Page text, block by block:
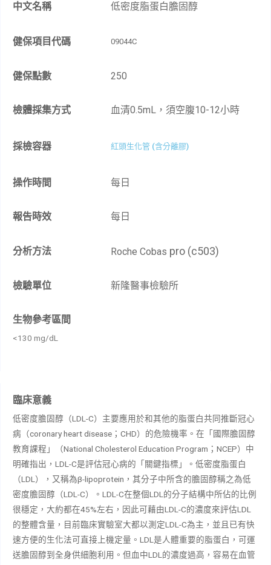
中文名稱 低密度脂蛋白膽固醇
健保項目代碼 09044C
健保點數 250
檢體採集方式 血清0.5mL，須空腹10-12小時
採檢容器 紅頭生化管 (含分離膠)
操作時間 每日
報告時效 每日
分析方法 Roche Cobas pro (c503)
檢驗單位 新隆醫事檢驗所
生物參考區間
<130 mg/dL
臨床意義
低密度膽固醇（LDL-C）主要應用於和其他的脂蛋白共同推斷冠心
病（coronary heart disease；CHD）的危險機率。在「國際膽固醇
教育課程」（National Cholesterol Education Program；NCEP）中
明確指出，LDL-C是評估冠心病的「關鍵指標」。低密度脂蛋白
（LDL），又稱為β-lipoprotein，其分子中所含的膽固醇稱之為低
密度膽固醇（LDL-C）。LDL-C在整個LDL的分子結構中所佔的比例
很穩定，大約都在45%左右，因此可藉由LDL-C的濃度來評估LDL
的整體含量，目前臨床實驗室大都以測定LDL-C為主，並且已有快
速方便的生化法可直接上機定量。LDL是人體重要的脂蛋白，可運
送膽固醇到全身供細胞利用。但血中LDL的濃度過高，容易在血管